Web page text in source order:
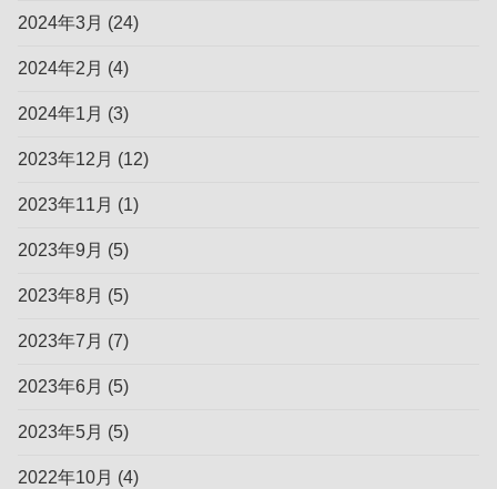
2024年3月 (24)
2024年2月 (4)
2024年1月 (3)
2023年12月 (12)
2023年11月 (1)
2023年9月 (5)
2023年8月 (5)
2023年7月 (7)
2023年6月 (5)
2023年5月 (5)
2022年10月 (4)